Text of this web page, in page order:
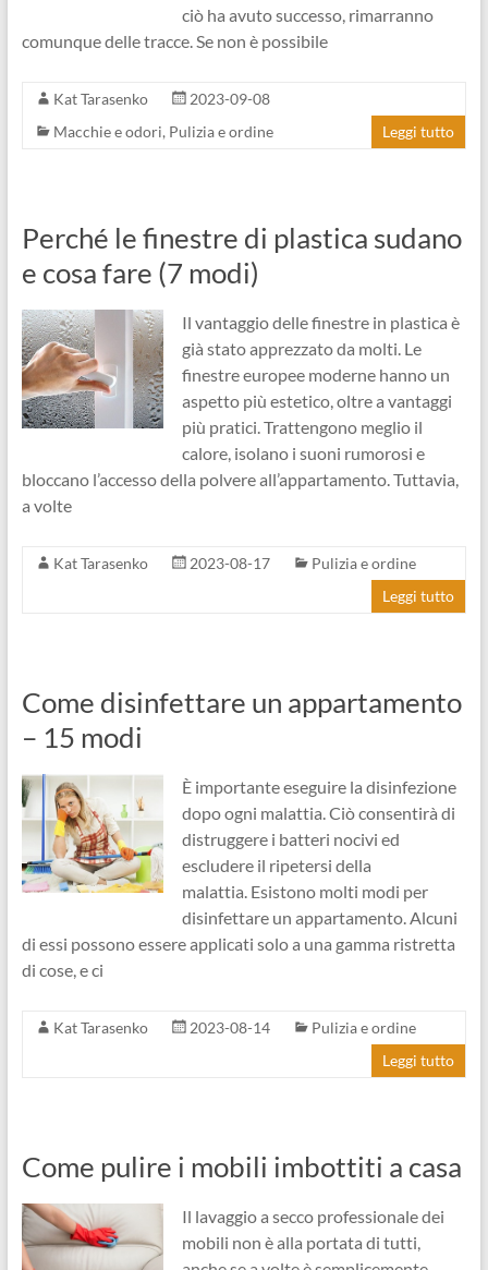
ciò ha avuto successo, rimarranno
comunque delle tracce. Se non è possibile
Kat Tarasenko
2023-09-08
Macchie e odori, Pulizia e ordine Leggi tutto
Perché le finestre di plastica sudano
e cosa fare (7 modi)
Il vantaggio delle finestre in plastica è
già stato apprezzato da molti. Le
finestre europee moderne hanno un
aspetto più estetico, oltre a vantaggi
più pratici. Trattengono meglio il
calore, isolano i suoni rumorosi e
bloccano l’accesso della polvere all’appartamento. Tuttavia,
a volte
Kat Tarasenko 2023-08-17
Pulizia e ordine
Leggi tutto
Come disinfettare un appartamento
– 15 modi
È importante eseguire la disinfezione
dopo ogni malattia. Ciò consentirà di
distruggere i batteri nocivi ed
escludere il ripetersi della
malattia. Esistono molti modi per
disinfettare un appartamento. Alcuni
di essi possono essere applicati solo a una gamma ristretta
di cose, e ci
Kat Tarasenko 2023-08-14
Pulizia e ordine
Leggi tutto
Come pulire i mobili imbottiti a casa
Il lavaggio a secco professionale dei
mobili non è alla portata di tutti,